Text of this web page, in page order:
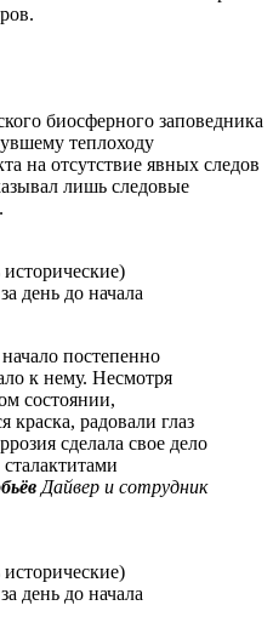
биосферного заповедника
теплоходу
на отсутствие явных следов
лишь следовые
день до начала
постепенно
к нему. Несмотря
состоянии,
краска, радовали глаз
сделала свое дело
Дайвер и сотрудник
день до начала